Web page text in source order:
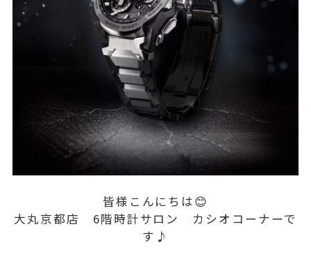
皆様こんにちは😊
大丸京都店 6階時計サロン カシオコーナーで
す♪